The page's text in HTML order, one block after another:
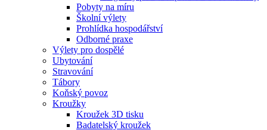
Pobyty na míru
Školní výlety
Prohlídka hospodářství
Odborné praxe
Výlety pro dospělé
Ubytování
Stravování
Tábory
Koňský povoz
Kroužky
Kroužek 3D tisku
Badatelský kroužek